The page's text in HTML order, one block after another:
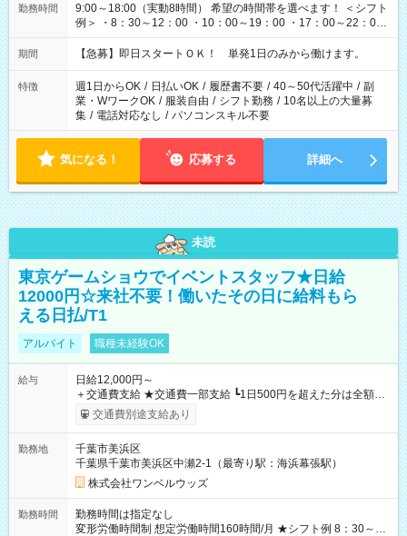
勤務時間
9:00～18:00（実動8時間） 希望の時間帯を選べます！ ＜シフト
例＞ ・8：30～12：00 ・10：00～19：00 ・17：00～22：00
・13：00～22：00 ・22：00～翌6：00 など
期間 【急募】即日スタートＯＫ！ 単発1日のみから働けます。
特徴 週1日からOK / 日払いOK / 履歴書不要 / 40～50代活躍中 / 副
業・WワークOK / 服装自由 / シフト勤務 / 10名以上の大量募
集 / 電話対応なし / パソコンスキル不要
気になる！ 応募する 詳細へ
未読
東京ゲームショウでイベントスタッフ★日給
12000円☆来社不要！働いたその日に給料もら
える日払/T1
アルバイト 職種未経験OK
給与
日給12,000円～
＋交通費支給 ★交通費一部支給 ┗1日500円を超えた分は全額支
給！ ※往復500円以内の方は自己負担となります ★日払いOK！
（規定あり） ┗働いたその日に現金GET♪ お仕事後はコンビニ
なし
交通費別途支給あり
勤務地
千葉市美浜区
千葉県千葉市美浜区中瀬2-1（最寄り駅：海浜幕張駅）
株式会社ワンベルウッズ
勤務時間
勤務時間は指定なし
変形労働時間制 想定労働時間160時間/月 ★シフト例 8：30～